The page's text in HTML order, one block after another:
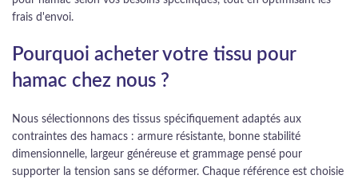
frais d'envoi.
Pourquoi acheter votre tissu pour
hamac chez nous ?
Nous sélectionnons des tissus spécifiquement adaptés aux
contraintes des hamacs : armure résistante, bonne stabilité
dimensionnelle, largeur généreuse et grammage pensé pour
supporter la tension sans se déformer. Chaque référence est choisie